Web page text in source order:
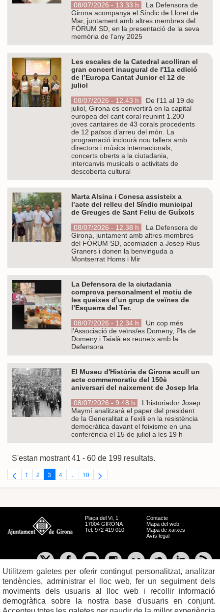
08/07/2026 - 13.33 h
La Defensora de
Girona acompanya el Síndic de Lloret de
Mar, juntament amb altres membres del
FÒRUM SD, en la presentació de la seva
memòria de l’any 2025
Les escales de la Catedral acolliran el
gran concert inaugural de l'11a edició
de l’Europa Cantat Junior el 12 de
juliol
08/07/2026 - 12.43 h
De l’11 al 19 de
juliol, Girona es convertirà en la capital
europea del cant coral reunint 1.200
joves cantaires de 43 corals procedents
de 12 països d’arreu del món. La
programació inclourà nou tallers amb
directors i músics internacionals,
concerts oberts a la ciutadania,
intercanvis musicals o activitats de
descoberta cultural
Marta Alsina i Conesa assisteix a
l’acte del relleu del Síndic municipal
de Greuges de Sant Feliu de Guíxols
08/07/2026 - 12.38 h
La Defensora de
Girona, juntament amb altres membres
del FÒRUM SD, acomiaden a Josep Rius
Graners i donen la benvinguda a
Montserrat Homs i Mir
La Defensora de la ciutadania
comprova personalment el motiu de
les queixes d’un grup de veïnes de
l’Esquerra del Ter.
08/07/2026 - 12.34 h
Un cop més
l’Associació de veïns/es Domeny, Pla de
Domeny i Taialà es reuneix amb la
Defensora
El Museu d'Història de Girona acull un
acte commemoratiu del 150è
aniversari del naixement de Josep Irla
08/07/2026 - 9.48 h
L’historiador Josep
Maymí analitzarà el paper del president
de la Generalitat a l’exili en la resistència
democràtica davant el feixisme en una
conferència el 15 de juliol a les 19 h
S'estan mostrant 41 - 60 de 199 resultats.
Pàgina
1 Pàgina
2 Pàgina
3 Pàgina
4 ...Pàgines intermèdies Utilitzeu TAB per navegar.
Pàgina
10
Plaça del Vi, 1
17004 GIRONA
Tel. 972 419 010
Contacte
Mapa del web
Mapa de xarxes
Avís legal
Utilitzem galetes per oferir contingut personalitzat, analitzar
tendències, administrar el lloc web, fer un seguiment dels
moviments dels usuaris al lloc web i recollir informació
demogràfica sobre la nostra base d'usuaris en conjunt.